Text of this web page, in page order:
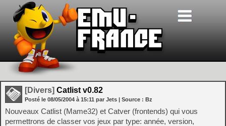
[Divers] Catlist v0.82
Posté le 08/05/2004 à 15:11 par Jets | Source : Bz
Nouveaux Catlist (Mame32) et Catver (frontends) qui vous
permettrons de classer vos jeux par type: année, version,